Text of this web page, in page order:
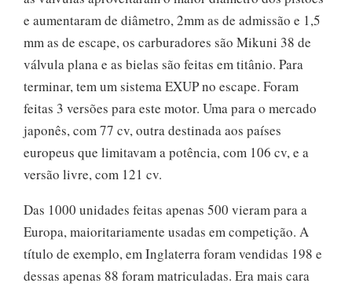
e aumentaram de diâmetro, 2mm as de admissão e 1,5
mm as de escape, os carburadores são Mikuni 38 de
válvula plana e as bielas são feitas em titânio. Para
terminar, tem um sistema EXUP no escape. Foram
feitas 3 versões para este motor. Uma para o mercado
japonês, com 77 cv, outra destinada aos países
europeus que limitavam a potência, com 106 cv, e a
versão livre, com 121 cv.
Das 1000 unidades feitas apenas 500 vieram para a
Europa, maioritariamente usadas em competição. A
título de exemplo, em Inglaterra foram vendidas 198 e
dessas apenas 88 foram matriculadas. Era mais cara